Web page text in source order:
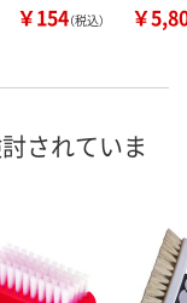
￥154（税込） ￥
されていま